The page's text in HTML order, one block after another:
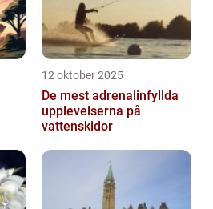
12 oktober 2025
De mest adrenalinfyllda
upplevelserna på
vattenskidor